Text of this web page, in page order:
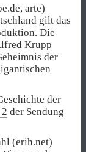
arte)
gilt das
Die
Krupp
der
der
der Sendung
(erih.net)